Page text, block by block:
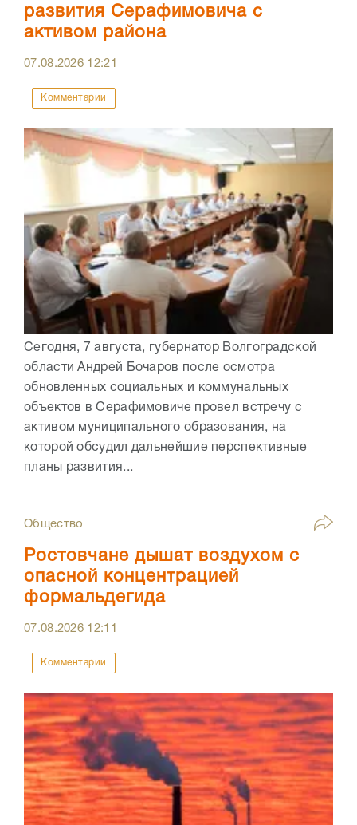
развития Серафимовича с
активом района
07.08.2026 12:21
Комментарии
Сегодня, 7 августа, губернатор Волгоградской
области Андрей Бочаров после осмотра
обновленных социальных и коммунальных
объектов в Серафимовиче провел встречу с
активом муниципального образования, на
которой обсудил дальнейшие перспективные
планы развития...
Общество
Ростовчане дышат воздухом с
опасной концентрацией
формальдегида
07.08.2026 12:11
Комментарии